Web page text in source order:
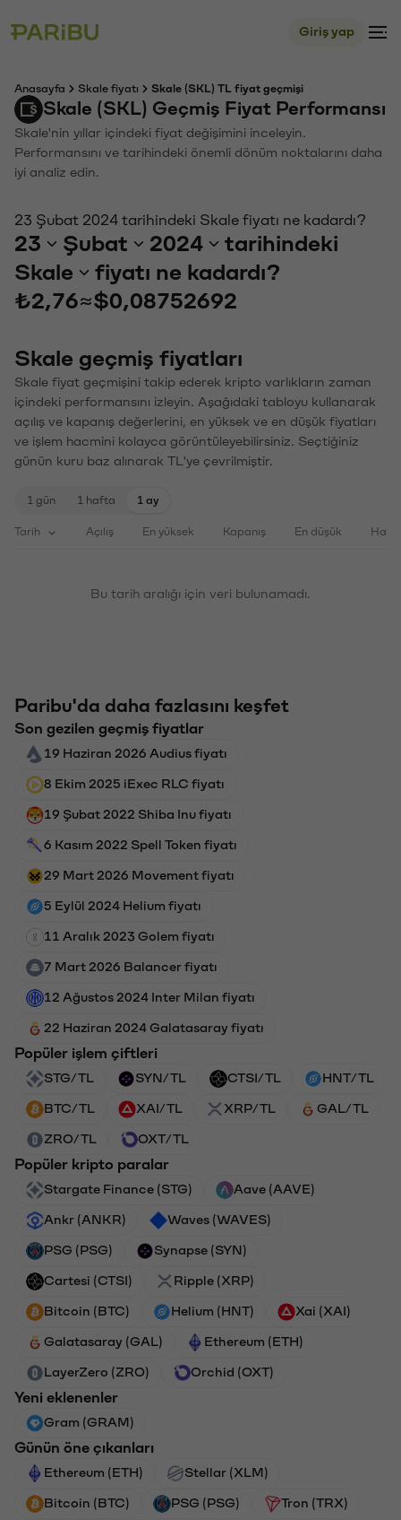
Giriş yap
Anasayfa Skale fiyatı Skale (SKL) TL fiyat geçmişi
Skale (SKL) Geçmiş Fiyat Performansı
Skale'nin yıllar içindeki fiyat değişimini inceleyin.
Performansını ve tarihindeki önemli dönüm noktalarını daha
iyi analiz edin.
23 Şubat 2024 tarihindeki Skale fiyatı ne kadardı?
23 Şubat 2024
tarihindeki
Skale
fiyatı ne kadardı?
₺2,76≈$0,08752692
Skale geçmiş fiyatları
Skale fiyat geçmişini takip ederek kripto varlıkların zaman
içindeki performansını izleyin. Aşağıdaki tabloyu kullanarak
açılış ve kapanış değerlerini, en yüksek ve en düşük fiyatları
ve işlem hacmini kolayca görüntüleyebilirsiniz. Seçtiğiniz
günün kuru baz alınarak TL'ye çevrilmiştir.
1 gün 1 hafta 1 ay
Tarih Açılış En yüksek Kapanış En düşük
Bu tarih aralığı için veri bulunamadı.
Paribu'da daha fazlasını keşfet
Son gezilen geçmiş fiyatlar
19 Haziran 2026 Audius fiyatı
8 Ekim 2025 iExec RLC fiyatı
19 Şubat 2022 Shiba Inu fiyatı
6 Kasım 2022 Spell Token fiyatı
29 Mart 2026 Movement fiyatı
5 Eylül 2024 Helium fiyatı
11 Aralık 2023 Golem fiyatı
7 Mart 2026 Balancer fiyatı
12 Ağustos 2024 Inter Milan fiyatı
22 Haziran 2024 Galatasaray fiyatı
Popüler işlem çiftleri
STG/TL SYN/TL CTSI/TL HNT/TL
BTC/TL XAI/TL XRP/TL GAL/TL
ZRO/TL OXT/TL
Popüler kripto paralar
Stargate Finance (STG) Aave (AAVE)
Ankr (ANKR) Waves (WAVES)
PSG (PSG) Synapse (SYN)
Cartesi (CTSI) Ripple (XRP)
Bitcoin (BTC) Helium (HNT) Xai (XAI)
Galatasaray (GAL) Ethereum (ETH)
LayerZero (ZRO) Orchid (OXT)
Yeni eklenenler
Gram (GRAM)
Günün öne çıkanları
Ethereum (ETH) Stellar (XLM)
Bitcoin (BTC) PSG (PSG) Tron (TRX)